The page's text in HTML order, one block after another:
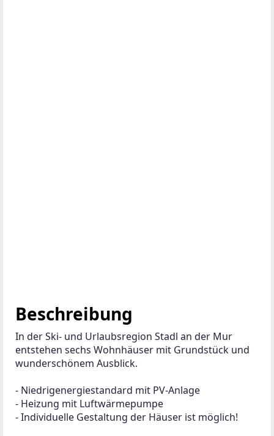
Beschreibung
In der Ski- und Urlaubsregion Stadl an der Mur
entstehen sechs Wohnhäuser mit Grundstück und
wunderschönem Ausblick.
- Niedrigenergiestandard mit PV-Anlage
- Heizung mit Luftwärmepumpe
- Individuelle Gestaltung der Häuser ist möglich!